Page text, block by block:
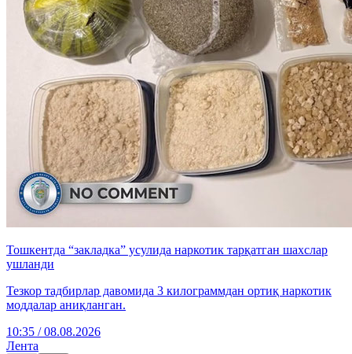
Тошкентда “закладка” усулида наркотик тарқатган шахслар
ушланди
Тезкор тадбирлар давомида 3 килограммдан ортиқ наркотик
моддалар аниқланган.
10:35 / 08.08.2026
Лента